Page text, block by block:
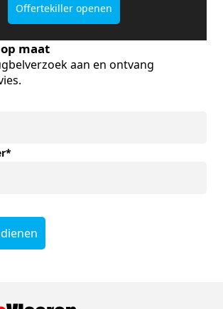
Offertekiller openen
maat
aan en ontvang
*